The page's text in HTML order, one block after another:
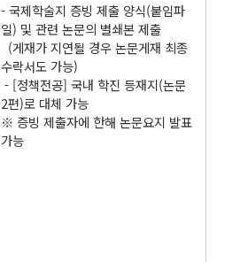
- 국제학술지 증빙 제출 양식(붙임파
일) 및 관련 논문의 별쇄본 제출
(게재가 지연될 경우 논문게재 최종
수락서도 가능)
- [정책전공] 국내 학진 등재지(논문
2편)로 대체 가능
※ 증빙 제출자에 한해 논문요지 발표
가능